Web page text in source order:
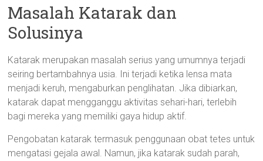
Masalah Katarak dan
Solusinya
Katarak merupakan masalah serius yang umumnya terjadi
seiring bertambahnya usia. Ini terjadi ketika lensa mata
menjadi keruh, mengaburkan penglihatan. Jika dibiarkan,
katarak dapat mengganggu aktivitas sehari-hari, terlebih
bagi mereka yang memiliki gaya hidup aktif.
Pengobatan katarak termasuk penggunaan obat tetes untuk
mengatasi gejala awal. Namun, jika katarak sudah parah,